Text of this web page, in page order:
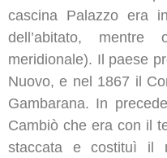
cascina Palazzo era
dell’abitato, mentre
meridionale). Il paese
Nuovo, e nel 1867 il
Gambarana. In
Cambiò che era con il
staccata e costituì il